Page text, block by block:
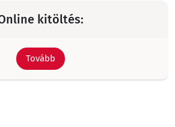
kitöltés:
Tovább